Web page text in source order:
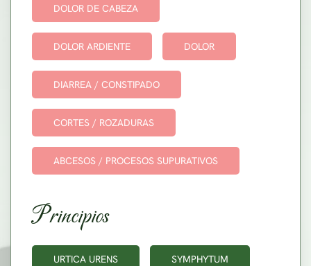
DOLOR DE CABEZA
DOLOR ARDIENTE DOLOR
DIARREA / CONSTIPADO
CORTES / ROZADURAS
ABCESOS / PROCESOS SUPURATIVOS
Principios
URTICA URENS SYMPHYTUM